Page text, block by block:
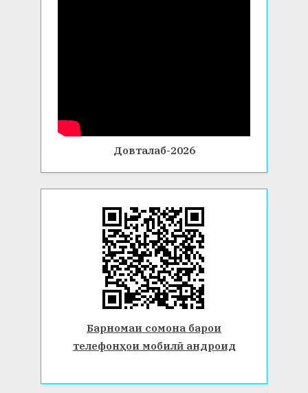
Довталаб-2026
Барномаи сомона барои
телефонҳои мобилӣ андроид